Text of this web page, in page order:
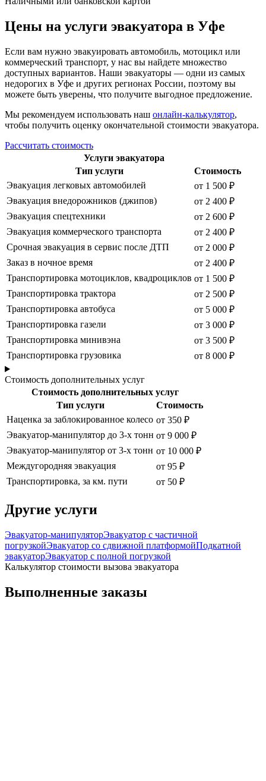
Цены на услуги эвакуатора в Уфе
Если вам нужно эвакуировать автомобиль, мотоцикл или
коммерческий транспорт, у нас вы найдете множество
доступных вариантов. Наши эвакуаторы — одни из самых
недорогих в Уфе и других регионах России, поэтому вы
можете быть уверены, что получите выгодное предложение.
Мы рекомендуем использовать наш онлайн-калькулятор,
чтобы получить оценку окончательной стоимости эвакуатора.
Рассчитать стоимость
Услуги эвакуатора
Тип услуги
Стоимость
Эвакуация легковых автомобилей
от 1 500 ₽
Эвакуация внедорожников (джипов)
от 2 400 ₽
Эвакуация спецтехники
от 2 600 ₽
Эвакуация коммерческого транспорта
от 2 400 ₽
Срочная эвакуация в сервис после ДТП
от 2 000 ₽
Заказ в ночное время
от 2 400 ₽
Транспортировка мотоциклов, квадроциклов от 1 500 ₽
Транспортировка трактора
от 2 500 ₽
Транспортировка автобуса
от 5 000 ₽
Транспортировка газели
от 3 000 ₽
Транспортировка минивэна
от 3 500 ₽
Транспортировка грузовика
от 8 000 ₽
Стоимость дополнительных услуг
Стоимость дополнительных услуг
Тип услуги
Стоимость
Наценка за заблокированное колесо от 350 ₽
Эвакуатор-манипулятор до 3-х тонн от 9 000 ₽
Эвакуатор-манипулятор от 3-х тонн от 10 000 ₽
Междугородняя эвакуация
от 95 ₽
Транспортировка, за км. пути
от 50 ₽
Другие услуги
Эвакуатор-манипуляторЭвакуатор с частичной
погрузкойЭвакуатор со сдвижной платформойПодкатной
эвакуаторЭвакуатор с полной погрузкой
Калькулятор стоимости вызова эвакуатора
Выполненные заказы